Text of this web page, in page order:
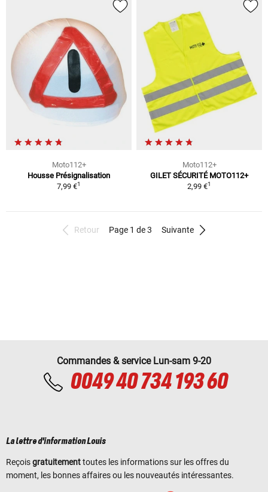
Moto112+
Housse Présignalisation
7,99 €1
Moto112+
GILET SÉCURITÉ MOTO112+
2,99 €1
Retour Page 1 de 3 Suivante
Commandes & service Lun-sam 9-20
0049 40 734 193 60
La lettre d'information Louis
Reçoisgratuitementtoutes les informations sur les offres du
moment, les bonnes affaires ou les nouveautés intéressantes.